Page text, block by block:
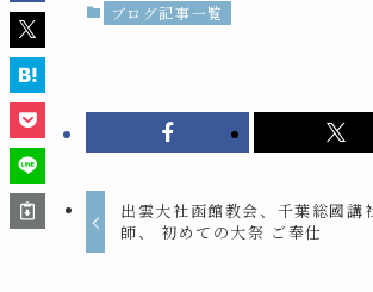
ブログ記事一覧
出雲大社函館教会、千葉総國講
師、 初めての大祭 ご奉仕